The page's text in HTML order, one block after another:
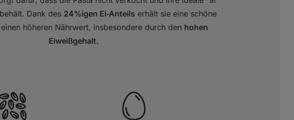
Dank des 24%igen Ei‑Anteils erhält sie eine schöne
höheren Nährwert, insbesondere durch den hohen
Eiweißgehalt.